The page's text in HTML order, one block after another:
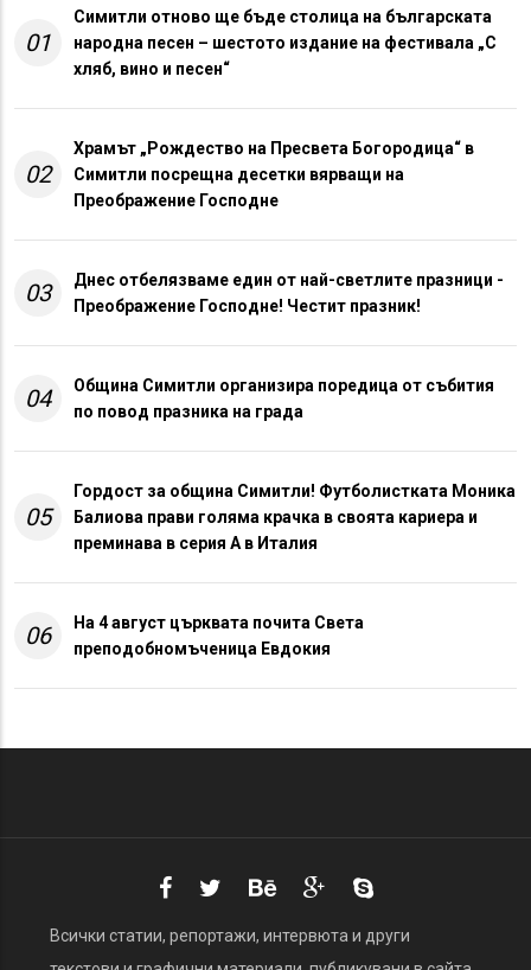
01
Симитли отново ще бъде столица на българската
народна песен – шестото издание на фестивала „С
хляб, вино и песен“
02
Храмът „Рождество на Пресвета Богородица“ в
Симитли посрещна десетки вярващи на
Преображение Господне
03
Днес отбелязваме един от най-светлите празници -
Преображение Господне! Честит празник!
04
Община Симитли организира поредица от събития
по повод празника на града
05
Гордост за община Симитли! Футболистката Моника
Балиова прави голяма крачка в своята кариера и
преминава в серия А в Италия
06
На 4 август църквата почита Света
преподобномъченица Евдокия
Всички статии, репортажи, интервюта и други